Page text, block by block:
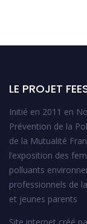
LE PROJET
Initié en 2011 en
Prévention de la
de la Mutualité
l’exposition des
polluants
professionnels de
et jeunes parents